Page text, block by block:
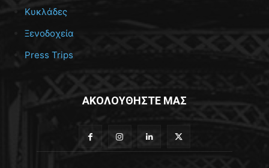
Κυκλάδες
Ξενοδοχεία
Press Trips
ΑΚΟΛΟΥΘΗΣΤΕ ΜΑΣ